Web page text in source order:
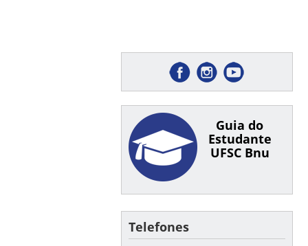
Guia do
Estudante
UFSC Bnu
Telefones